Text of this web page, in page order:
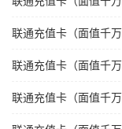
联通充值卡（面值千
联通充值卡（面值千
联通充值卡（面值千